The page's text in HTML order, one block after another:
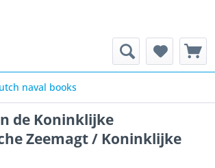
naval books
de Koninklijke
Zeemagt / Koninklijke